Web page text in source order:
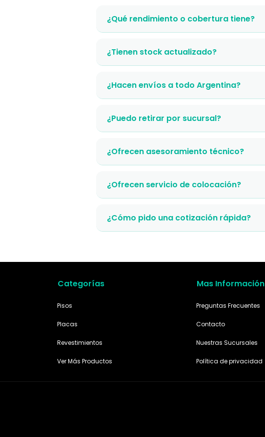
¿Qué rendimiento o cobertura tiene?
¿Tienen stock actualizado?
¿Hacen envíos a todo Argentina?
¿Puedo retirar por sucursal?
¿Ofrecen asesoramiento técnico?
¿Ofrecen servicio de colocación?
¿Cómo pido una cotización rápida?
Categorías
Pisos
Placas
Revestimientos
Ver Más Productos
Mas Información
Preguntas Frecuentes
Contacto
Nuestras Sucursales
Política de privacidad